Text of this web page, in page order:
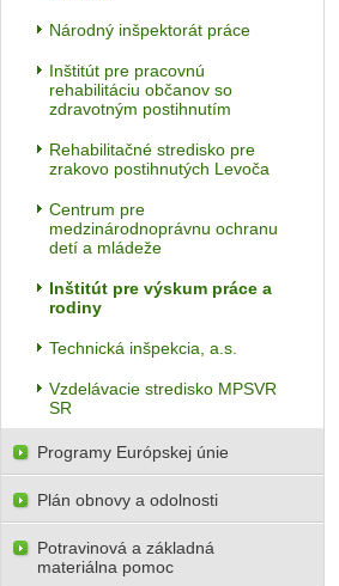
Národný inšpektorát práce
Inštitút pre pracovnú
rehabilitáciu občanov so
zdravotným postihnutím
Rehabilitačné stredisko pre
zrakovo postihnutých Levoča
Centrum pre
medzinárodnoprávnu ochranu
detí a mládeže
Inštitút pre výskum práce a
rodiny
Technická inšpekcia, a.s.
Vzdelávacie stredisko MPSVR
SR
Programy Európskej únie
Plán obnovy a odolnosti
Potravinová a základná
materiálna pomoc